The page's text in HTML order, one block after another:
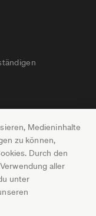
Medieninhalte
zu können,
Durch den
aller
unter